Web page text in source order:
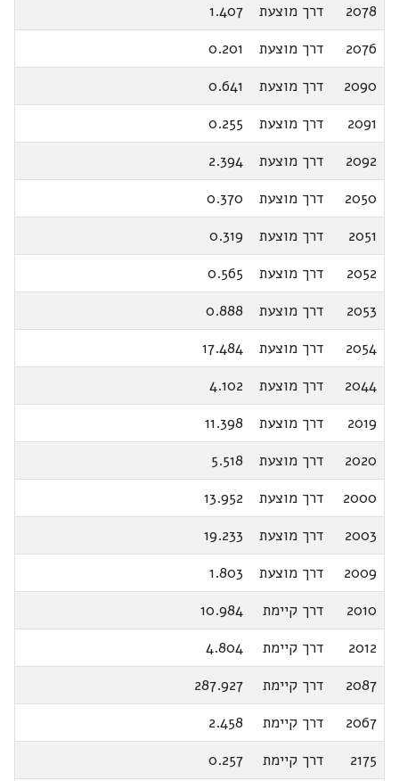
2078
דרך מוצעת
1.407
2076
דרך מוצעת
0.201
2090
דרך מוצעת
0.641
2091
דרך מוצעת
0.255
2092
דרך מוצעת
2.394
2050
דרך מוצעת
0.370
2051
דרך מוצעת
0.319
2052
דרך מוצעת
0.565
2053
דרך מוצעת
0.888
2054
דרך מוצעת
17.484
2044
דרך מוצעת
4.102
2019
דרך מוצעת
11.398
2020
דרך מוצעת
5.518
2000
דרך מוצעת
13.952
2003
דרך מוצעת
19.233
2009
דרך מוצעת
1.803
2010
דרך קיימת
10.984
2012
דרך קיימת
4.804
2087
דרך קיימת
287.927
2067
דרך קיימת
2.458
2175
דרך קיימת
0.257